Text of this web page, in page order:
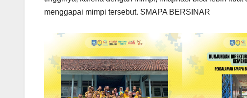
menggapai mimpi tersebut. SMAPA BERSINAR